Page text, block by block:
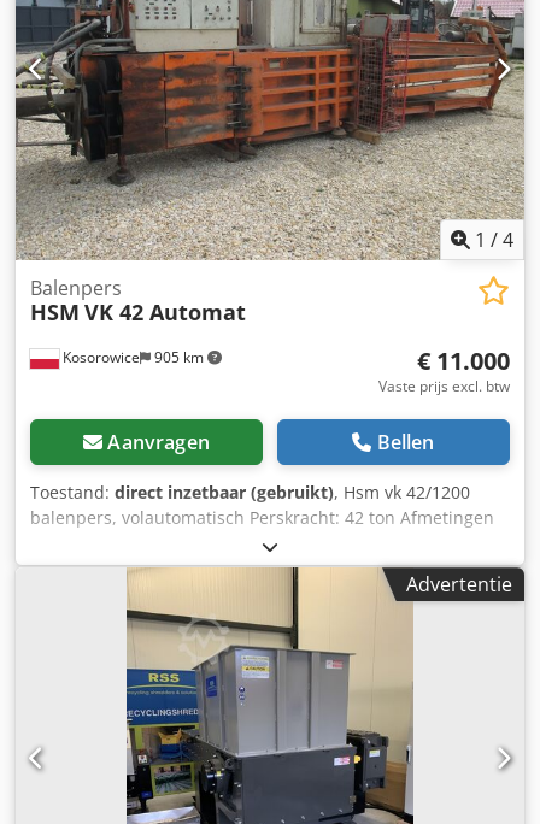
heeft bel of mail ons wij horen u graag. BELANGRIJK! Uw
naam, firmanaam en telefoonnummer vermelden.
1 /4
Kosorowice 905 km
Balenpers
HSM VK 42 Automat
€ 11.000
Vaste prijs excl. btw
Aanvragen Bellen
Toestand: direct inzetbaar (gebruikt), Hsm vk 42/1200
balenpers, volautomatisch Perskracht: 42 ton Afmetingen
ligger: 700 x 800 x 600 - 1200 mm Balkgewicht: ca. 450 kg
Dsdpfjra Nrxjx Acdskr De lengte van de pers is ongeveer 7
meter persgewicht ca. 6000 kg 4 x draadbinding
automatisch
Advertentie